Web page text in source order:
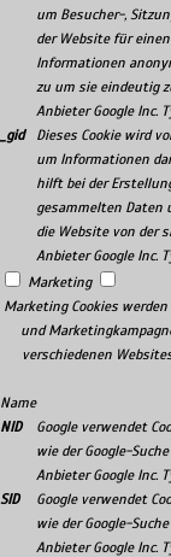
um Besucher-,
der Website für
Informationen
zu um sie eindeutig
Anbieter Google Inc.
_gid
Dieses Cookie wird
um Informationen
hilft bei der
gesammelten Daten
die Website von der
Anbieter Google Inc.
Marketing
Marketing Cookies
und
verschiedenen
Name
NID
Google verwendet
wie der Google-
Anbieter Google Inc.
SID
Google verwendet
wie der Google-
Anbieter Google Inc.